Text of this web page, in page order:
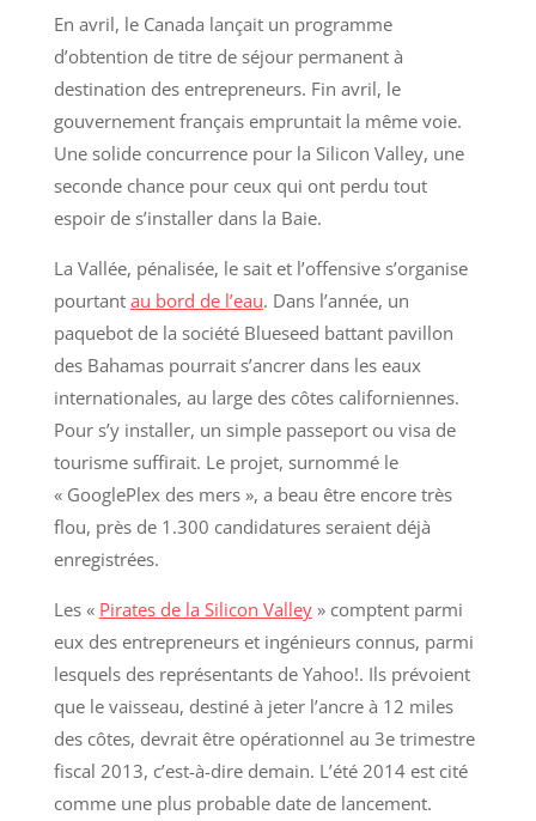
En avril, le Canada lançait un programme
d’obtention de titre de séjour permanent à
destination des entrepreneurs. Fin avril, le
gouvernement français empruntait la même voie.
Une solide concurrence pour la Silicon Valley, une
seconde chance pour ceux qui ont perdu tout
espoir de s’installer dans la Baie.
La Vallée, pénalisée, le sait et l’offensive s’organise
pourtant au bord de l’eau. Dans l’année, un
paquebot de la société Blueseed battant pavillon
des Bahamas pourrait s’ancrer dans les eaux
internationales, au large des côtes californiennes.
Pour s’y installer, un simple passeport ou visa de
tourisme suffirait. Le projet, surnommé le
« GooglePlex des mers », a beau être encore très
flou, près de 1.300 candidatures seraient déjà
enregistrées.
Les « Pirates de la Silicon Valley» comptent parmi
eux des entrepreneurs et ingénieurs connus, parmi
lesquels des représentants de Yahoo!. Ils prévoient
que le vaisseau, destiné à jeter l’ancre à 12 miles
des côtes, devrait être opérationnel au 3e trimestre
fiscal 2013, c’est-à-dire demain. L’été 2014 est cité
comme une plus probable date de lancement.